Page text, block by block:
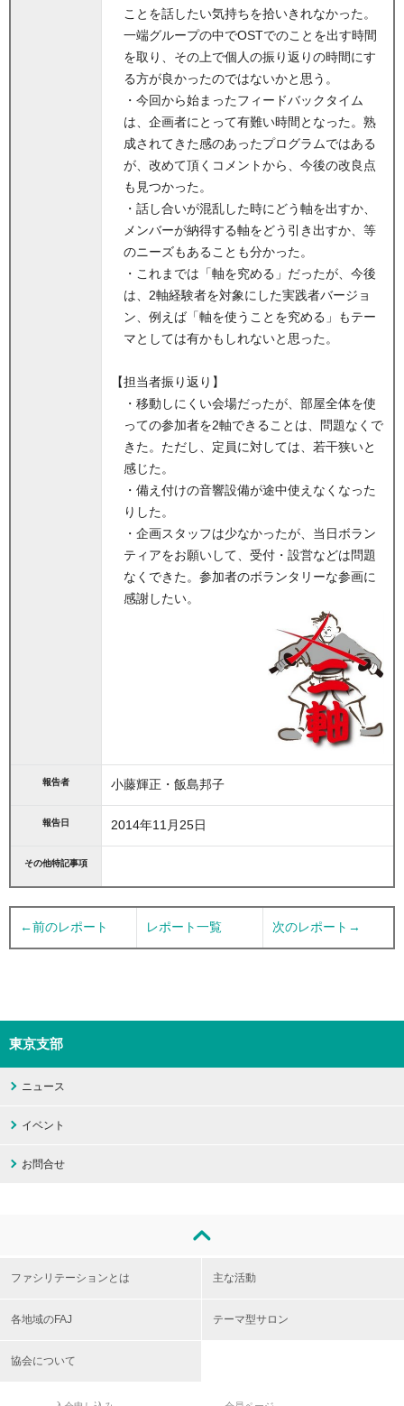
ことを話したい気持ちを拾いきれなかった。
一端グループの中でOSTでのことを出す時間
を取り、その上で個人の振り返りの時間にす
る方が良かったのではないかと思う。
・今回から始まったフィードバックタイム
は、企画者にとって有難い時間となった。熟
成されてきた感のあったプログラムではある
が、改めて頂くコメントから、今後の改良点
も見つかった。
・話し合いが混乱した時にどう軸を出すか、
メンバーが納得する軸をどう引き出すか、等
のニーズもあることも分かった。
・これまでは「軸を究める」だったが、今後
は、2軸経験者を対象にした実践者バージョ
ン、例えば「軸を使うことを究める」もテー
マとしては有かもしれないと思った。
【担当者振り返り】
・移動しにくい会場だったが、部屋全体を使
っての参加者を2軸できることは、問題なくで
きた。ただし、定員に対しては、若干狭いと
感じた。
・備え付けの音響設備が途中使えなくなった
りした。
・企画スタッフは少なかったが、当日ボラン
ティアをお願いして、受付・設営などは問題
なくできた。参加者のボランタリーな参画に
感謝したい。
報告者 小藤輝正・飯島邦子
報告日 2014年11月25日
その他特記事項
←前のレポート レポート一覧 次のレポート→
東京支部
ニュース
イベント
お問合せ
ファシリテーションとは 主な活動
各地域のFAJ テーマ型サロン
協会について